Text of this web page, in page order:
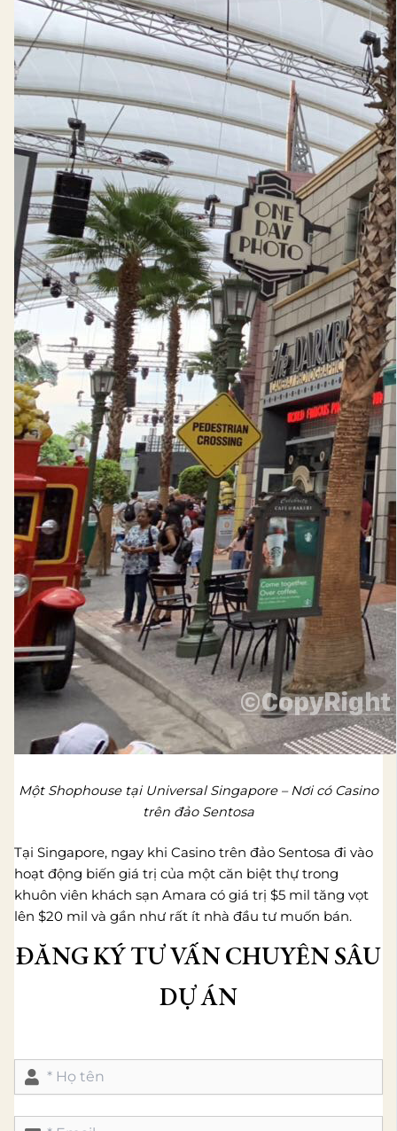
Một Shophouse tại Universal Singapore – Nơi có Casino
trên đảo Sentosa
Tại Singapore, ngay khi Casino trên đảo Sentosa đi vào
hoạt động biến giá trị của một căn biệt thự trong
khuôn viên khách sạn Amara có giá trị $5 mil tăng vọt
lên $20 mil và gần như rất ít nhà đầu tư muốn bán.
ĐĂNG KÝ TƯ VẤN CHUYÊN SÂU
DỰ ÁN